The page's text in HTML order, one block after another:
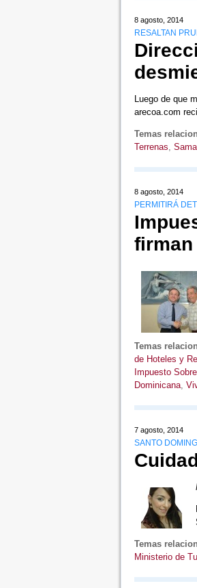
8 agosto, 2014
RESALTAN
Luego de que
arecoa.com
Temas
Terrenas,
8 agosto, 2014
PERMITIRÁ
Temas
de Hoteles y
Impuesto
Dominicana,
7 agosto, 2014
SANTO
Temas
Ministerio de